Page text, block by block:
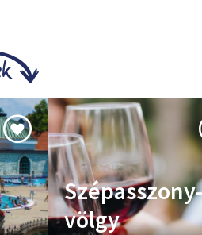
Szépasszony-
völgy